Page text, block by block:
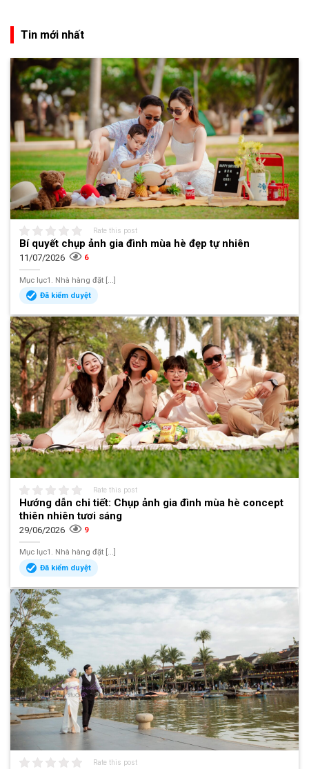
Tin mới nhất
Rate this post
Bí quyết chụp ảnh gia đình mùa hè đẹp tự nhiên
11/07/2026 6
Mục lục1. Nhà hàng đặt [...]
Đã kiểm duyệt
Rate this post
Hướng dẫn chi tiết: Chụp ảnh gia đình mùa hè concept
thiên nhiên tươi sáng
29/06/2026 9
Mục lục1. Nhà hàng đặt [...]
Đã kiểm duyệt
Rate this post